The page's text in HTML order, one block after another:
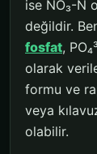
ise NO₃-N
değildir.
fosfat,
olarak
formu ve
veya
olabilir.